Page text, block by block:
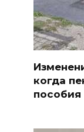
когда
пособия